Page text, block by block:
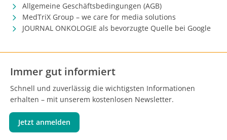
Allgemeine Geschäftsbedingungen (AGB)
MedTriX Group – we care for media solutions
JOURNAL ONKOLOGIE als bevorzugte Quelle bei Google
Immer gut informiert
Schnell und zuverlässig die wichtigsten Informationen
erhalten – mit unserem kostenlosen Newsletter.
Jetzt anmelden